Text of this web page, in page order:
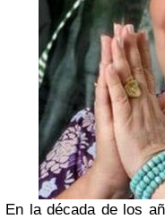
En la década de los